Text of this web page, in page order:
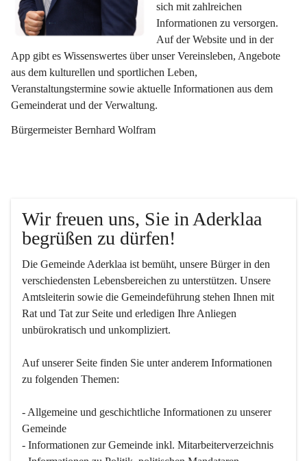
sich mit zahlreichen
Informationen zu versorgen.
Auf der Website und in der
App gibt es Wissenswertes über unser Vereinsleben, Angebote
aus dem kulturellen und sportlichen Leben,
Veranstaltungstermine sowie aktuelle Informationen aus dem
Gemeinderat und der Verwaltung.
Bürgermeister Bernhard Wolfram
Wir freuen uns, Sie in Aderklaa
begrüßen zu dürfen!
Die Gemeinde Aderklaa ist bemüht, unsere Bürger in den
verschiedensten Lebensbereichen zu unterstützen. Unsere
Amtsleiterin sowie die Gemeindeführung stehen Ihnen mit
Rat und Tat zur Seite und erledigen Ihre Anliegen
unbürokratisch und unkompliziert.
Auf unserer Seite finden Sie un­ter an­de­rem Informationen
zu folgenden Themen:
- Allgemeine und geschichtliche Informationen zu unserer
Gemeinde
- Informationen zur Gemeinde inkl. Mitarbeiterverzeichnis